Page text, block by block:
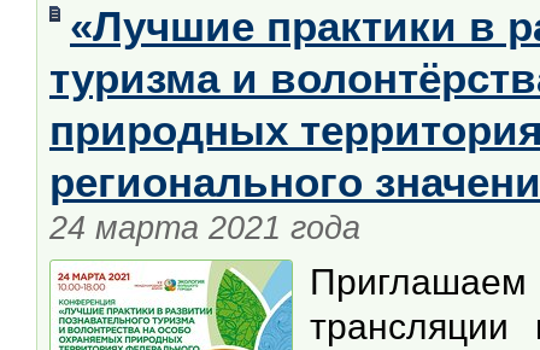
«Лучшие практики в
туризма и
природных
регионального
24 марта 2021 года